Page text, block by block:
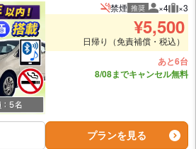
禁煙 推奨 推奨人数
×4 推
×3
¥5,500
日帰り（免責補償・税込）
あと6台
8/08までキャンセル無料
プランを見る